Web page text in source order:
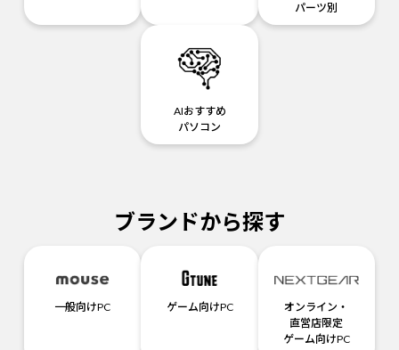
パーツ別
AIおすすめ
パソコン
ブランドから探す
一般向けPC ゲーム向けPC
オンライン・
直営店限定
ゲーム向けPC